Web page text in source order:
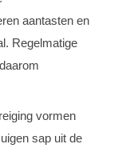
aantasten en
Regelmatige
vormen
sap uit de